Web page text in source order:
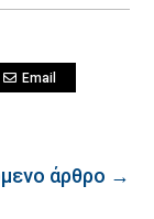
Email
άρθρο →